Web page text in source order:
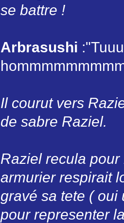
se battre !
Arbrasushi
Il courut vers
de sabre Raziel.
Raziel recula
armurier respirait
gravé sa tete ( oui
pour representer